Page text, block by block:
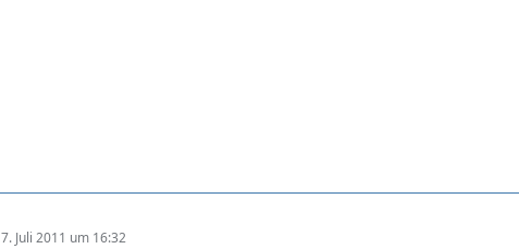
7. Juli 2011 um 16:32